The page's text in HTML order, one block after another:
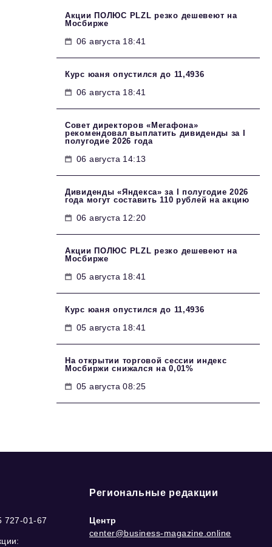
Акции ПОЛЮС PLZL резко дешевеют на
Мосбирже
06 августа 18:41
Курс юаня опустился до 11,4936
06 августа 18:41
Совет директоров «Мегафона»
рекомендовал выплатить дивиденды за I
полугодие 2026 года
06 августа 14:13
Дивиденды «Яндекса» за I полугодие 2026
года могут составить 110 рублей на акцию
06 августа 12:20
Акции ПОЛЮС PLZL резко дешевеют на
Мосбирже
05 августа 18:41
Курс юаня опустился до 11,4936
05 августа 18:41
На открытии торговой сессии индекс
Мосбиржи снижался на 0,01%
05 августа 08:25
727-01-67
Региональные редакции
Центр
center@business-magazine.online